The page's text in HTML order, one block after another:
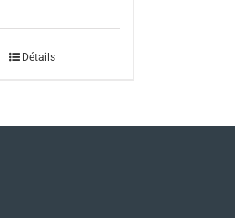
Détails